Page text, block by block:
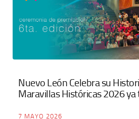
Nuevo León Celebra su
Maravillas Históricas 2026
7 MAYO 2026